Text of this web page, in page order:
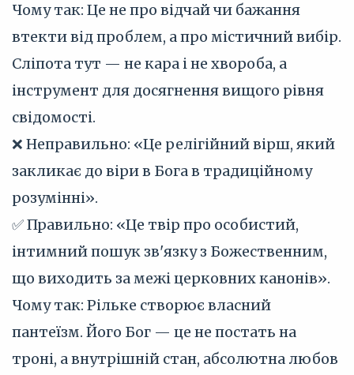
Чому так: Це не про відчай чи бажання
втекти від проблем, а про містичний вибір.
Сліпота тут — не кара і не хвороба, а
інструмент для досягнення вищого рівня
свідомості.
❌ Неправильно: «Це релігійний вірш, який
закликає до віри в Бога в традиційному
розумінні».
✅ Правильно: «Це твір про особистий,
інтимний пошук зв'язку з Божественним,
що виходить за межі церковних канонів».
Чому так: Рільке створює власний
пантеїзм. Його Бог — це не постать на
троні, а внутрішній стан, абсолютна любов